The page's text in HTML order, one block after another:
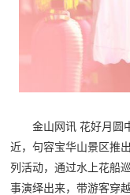
金山网讯 花好月圆
近，句容宝华山景区推
列活动，通过水上花船
事演绎出来，带游客穿